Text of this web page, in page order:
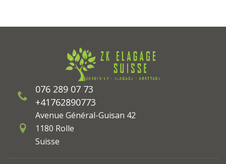
076 289 07 73
+41762890773
Avenue Général-Guisan 42
1180 Rolle
Suisse